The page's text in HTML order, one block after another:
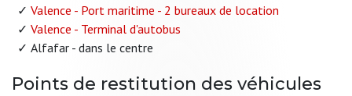
Valence - Port maritime - 2 bureaux de location
Valence - Terminal d'autobus
Alfafar - dans le centre
Points de restitution des véhicules